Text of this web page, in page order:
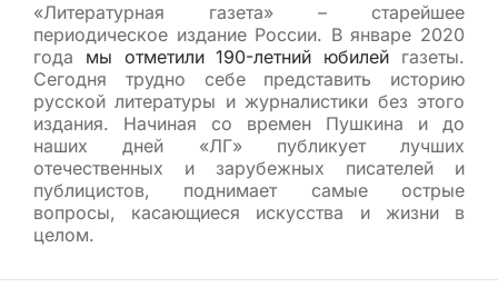
«Литературная газета» – старейшее
периодическое издание России. В январе 2020
года мы отметили 190-летний юбилей газеты.
Сегодня трудно себе представить историю
русской литературы и журналистики без этого
издания. Начиная со времен Пушкина и до
наших дней «ЛГ» публикует лучших
отечественных и зарубежных писателей и
публицистов, поднимает самые острые
вопросы, касающиеся искусства и жизни в
целом.